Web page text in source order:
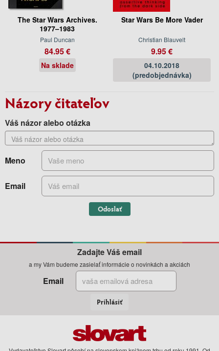
The Star Wars Archives.
1977–1983
Paul Duncan
84.95 €
Na sklade
Star Wars Be More Vader
Christian Blauvelt
9.95 €
04.10.2018
(predobjednávka)
Názory čitateľov
Váš názor alebo otázka
Meno
Email
Odoslať
Zadajte Váš email
a my Vám budeme zasielať informácie o novinkách a akciách
Email
Prihlásiť